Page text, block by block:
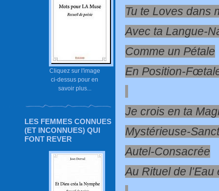
Cliquez sur l'image
ci-dessus pour en
savoir plus...
LES FEMMES CONNUES
(ET INCONNUES) QUI
FONT REVER
Tu te Loves dans
Avec ta Langue-
Comme un Pétale
En Position-
Je crois en ta
Mystérieuse-
Autel-Consacrée
Au Rituel de l’Eau